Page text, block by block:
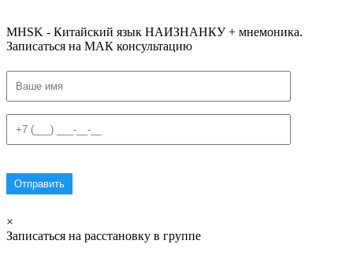
MHSK - Китайский язык НАИЗНАНКУ + мнемоника.
Записаться на МАК консультацию
×
Записаться на расстановку в группе